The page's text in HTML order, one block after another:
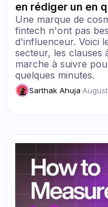
en rédiger un en
Une marque de
fintech n'ont pas
d'influenceur. Voici
secteur, les clauses
marche à suivre
quelques minutes.
Sarthak Ahuja·